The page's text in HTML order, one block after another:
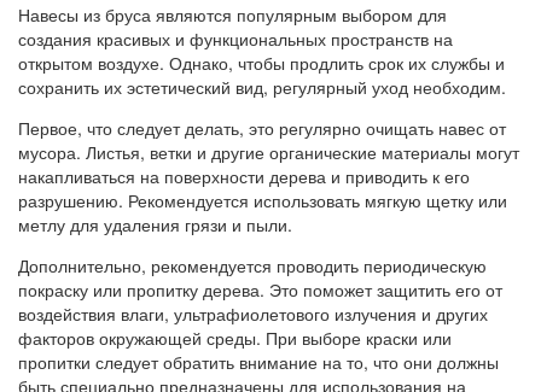
Навесы из бруса являются популярным выбором для
создания красивых и функциональных пространств на
открытом воздухе. Однако, чтобы продлить срок их службы и
сохранить их эстетический вид, регулярный уход необходим.
Первое, что следует делать, это регулярно очищать навес от
мусора. Листья, ветки и другие органические материалы могут
накапливаться на поверхности дерева и приводить к его
разрушению. Рекомендуется использовать мягкую щетку или
метлу для удаления грязи и пыли.
Дополнительно, рекомендуется проводить периодическую
покраску или пропитку дерева. Это поможет защитить его от
воздействия влаги, ультрафиолетового излучения и других
факторов окружающей среды. При выборе краски или
пропитки следует обратить внимание на то, что они должны
быть специально предназначены для использования на